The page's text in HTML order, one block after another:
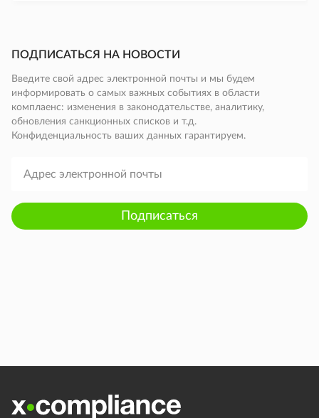
ПОДПИСАТЬСЯ НА НОВОСТИ
Введите свой адрес электронной почты и мы будем
информировать о самых важных событиях в области
комплаенс: изменения в законодательстве, аналитику,
обновления санкционных списков и т.д.
Конфиденциальность ваших данных гарантируем.
Подписаться